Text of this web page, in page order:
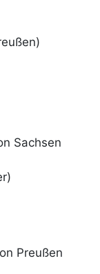
Sachsen
Preußen